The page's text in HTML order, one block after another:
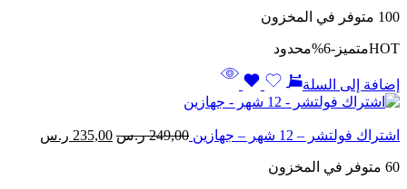
100 متوفر في المخزون
HOTمتميز -6% محدود
إضافة إلى السلة
اشتراك فولتشر – 12 شهر – جهازين 249,00 ر.س السعر
235,00 ر.س
60 متوفر في المخزون